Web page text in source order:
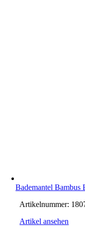
Bademantel
Artikelnummer:
Artikel ansehen